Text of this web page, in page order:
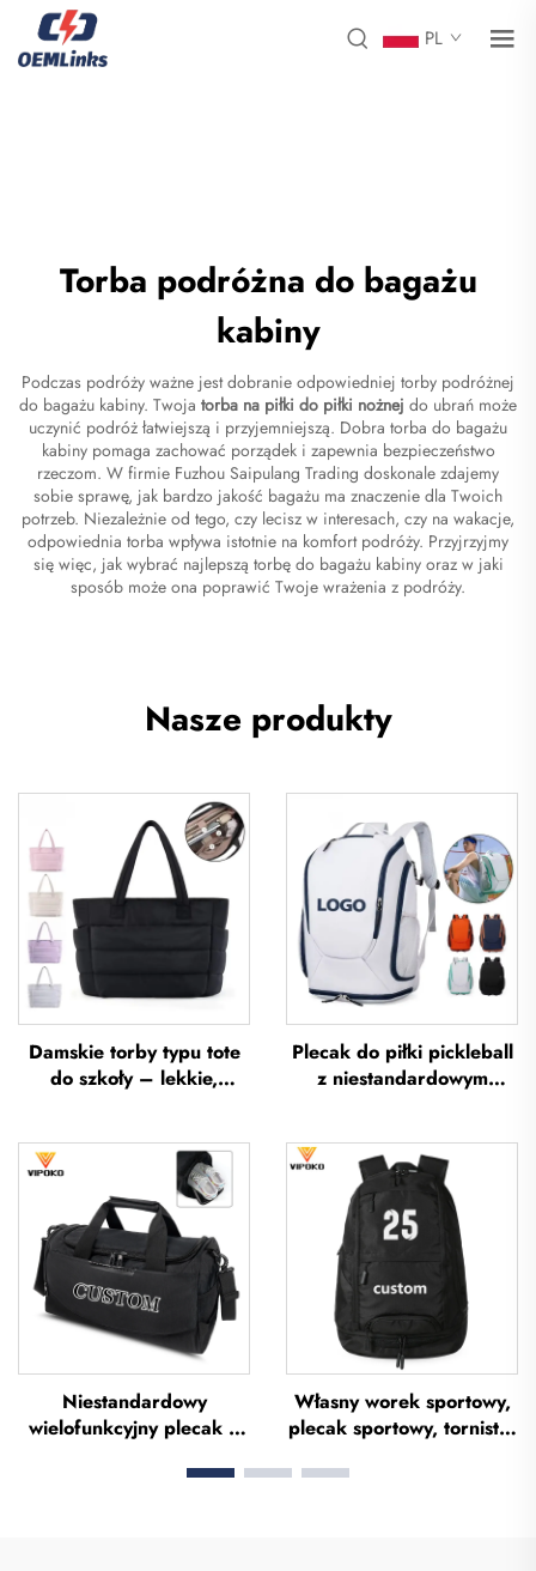
PL
Torba podróżna do bagażu
kabiny
Podczas podróży ważne jest dobranie odpowiedniej torby podróżnej
do bagażu kabiny. Twoja torba na piłki do piłki nożnej do ubrań może
uczynić podróż łatwiejszą i przyjemniejszą. Dobra torba do bagażu
kabiny pomaga zachować porządek i zapewnia bezpieczeństwo
rzeczom. W firmie Fuzhou Saipulang Trading doskonale zdajemy
sobie sprawę, jak bardzo jakość bagażu ma znaczenie dla Twoich
potrzeb. Niezależnie od tego, czy lecisz w interesach, czy na wakacje,
odpowiednia torba wpływa istotnie na komfort podróży. Przyjrzyjmy
się więc, jak wybrać najlepszą torbę do bagażu kabiny oraz w jaki
sposób może ona poprawić Twoje wrażenia z podróży.
Nasze produkty
Damskie torby typu tote
do szkoły – lekkie,
na otwartym powietrzu,
miękkie torebki ręczne do
biura, wodoodporne
torby typu tote z poliestru
Plecak do piłki pickleball
z niestandardowym
badmintona, torba na
rakietę do badmintona,
torba na paletkę do
padela, torba na rakietę
do tenisa i badmintona
Niestandardowy
wielofunkcyjny plecak o
sportu i siłowni dla kobiet
Własny worek sportowy,
plecak sportowy, tornistry
podróżnicze, plecaki